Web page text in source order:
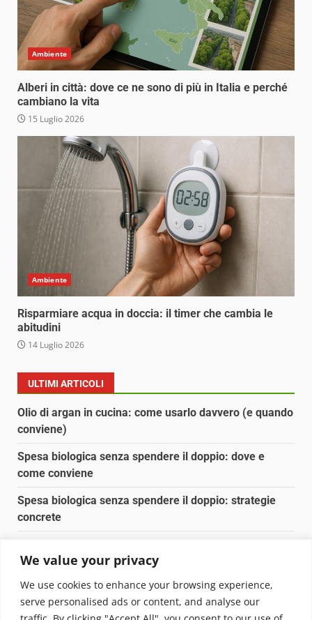
We value your privacy
We use cookies to enhance your browsing experience,
serve personalised ads or content, and analyse our
Ambiente
Alberi in città: dove ce ne sono di più in Italia e perché
cambiano la vita
15 Luglio 2026
Ambiente
Risparmiare acqua in doccia: il timer che cambia le
abitudini
14 Luglio 2026
ULTIMI ARTICOLI
Olio di argan in cucina: come usarlo davvero (e quando
conviene)
Spesa biologica senza spendere il doppio: dove e
come conviene
Spesa biologica senza spendere il doppio: strategie
concrete
Pulizia naturale della casa: 3 ingredienti che
sostituiscono 10 prodotti chimici